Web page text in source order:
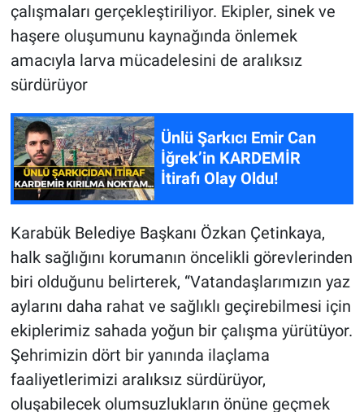
çalışmaları gerçekleştiriliyor. Ekipler, sinek ve
haşere oluşumunu kaynağında önlemek
amacıyla larva mücadelesini de aralıksız
sürdürüyor
Ünlü Şarkıcı Emir Can
İğrek’in KARDEMİR
İtirafı Olay Oldu!
Karabük Belediye Başkanı Özkan Çetinkaya,
halk sağlığını korumanın öncelikli görevlerinden
biri olduğunu belirterek, “Vatandaşlarımızın yaz
aylarını daha rahat ve sağlıklı geçirebilmesi için
ekiplerimiz sahada yoğun bir çalışma yürütüyor.
Şehrimizin dört bir yanında ilaçlama
faaliyetlerimizi aralıksız sürdürüyor,
oluşabilecek olumsuzlukların önüne geçmek